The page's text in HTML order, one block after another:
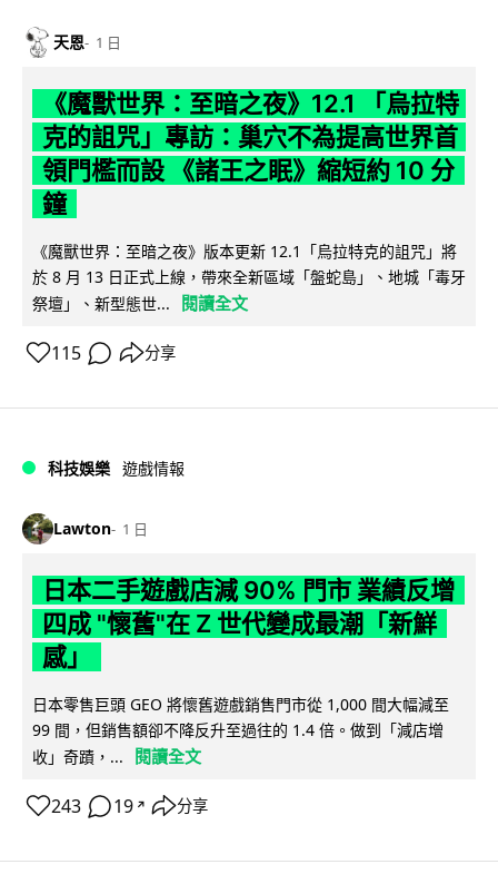
天恩 1 日
《魔獸世界：至暗之夜》12.1 「烏拉特
克的詛咒」專訪：巢穴不為提高世界首
領門檻而設 《諸王之眠》縮短約 10 分
鐘
《魔獸世界：至暗之夜》版本更新 12.1「烏拉特克的詛咒」將
於 8 月 13 日正式上線，帶來全新區域「盤蛇島」、地城「毒牙
祭壇」、新型態世...
閱讀全文
115 分享
科技娛樂 遊戲情報
Lawton 1 日
日本二手遊戲店減 90% 門市 業績反增
四成 "懷舊"在 Z 世代變成最潮「新鮮
感」
日本零售巨頭 GEO 將懷舊遊戲銷售門市從 1,000 間大幅減至
99 間，但銷售額卻不降反升至過往的 1.4 倍。做到「減店增
收」奇蹟，...
閱讀全文
243 19 ↗ 分享